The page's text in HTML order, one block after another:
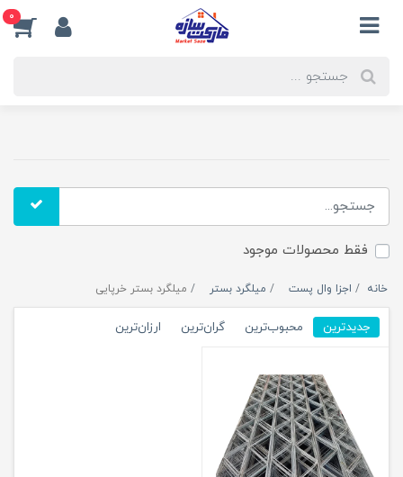
0
فقط محصولات موجود
خانه اجزا وال پست میلگرد بستر میلگرد بستر خرپایی
جدیدترین محبوب‌ترین گران‌ترین ارزان‌ترین